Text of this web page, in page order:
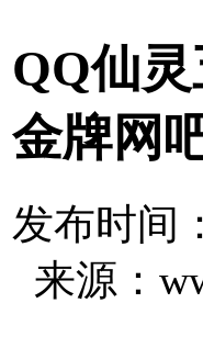
QQ仙
金牌网
发布时间
来源：